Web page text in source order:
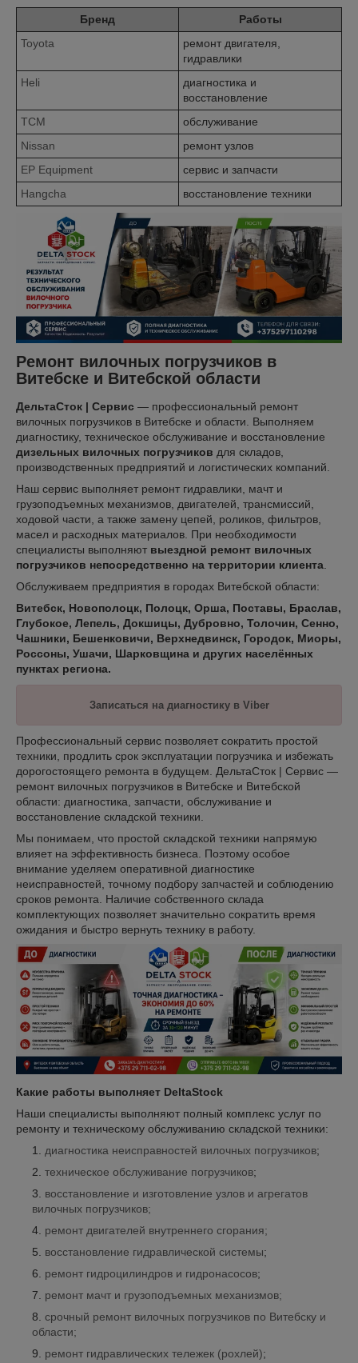
Бренд
Работы
Toyota
ремонт двигателя,
гидравлики
Heli
диагностика и
восстановление
TCM
обслуживание
Nissan
ремонт узлов
EP Equipment
сервис и запчасти
Hangcha
восстановление техники
Ремонт вилочных погрузчиков в
Витебске и Витебской области
ДельтаСток | Сервис — профессиональный ремонт
вилочных погрузчиков в Витебске и области. Выполняем
диагностику, техническое обслуживание и восстановление
дизельных вилочных погрузчиков для складов,
производственных предприятий и логистических компаний.
Наш сервис выполняет ремонт гидравлики, мачт и
грузоподъемных механизмов, двигателей, трансмиссий,
ходовой части, а также замену цепей, роликов, фильтров,
масел и расходных материалов. При необходимости
специалисты выполняют выездной ремонт вилочных
погрузчиков непосредственно на территории клиента.
Обслуживаем предприятия в городах Витебской области:
Витебск, Новополоцк, Полоцк, Орша, Поставы, Браслав,
Глубокое, Лепель, Докшицы, Дубровно, Толочин, Сенно,
Чашники, Бешенковичи, Верхнедвинск, Городок, Миоры,
Россоны, Ушачи, Шарковщина и других населённых
пунктах региона.
Записаться на диагностику в Viber
Профессиональный сервис позволяет сократить простой
техники, продлить срок эксплуатации погрузчика и избежать
дорогостоящего ремонта в будущем. ДельтаСток | Сервис —
ремонт вилочных погрузчиков в Витебске и Витебской
области: диагностика, запчасти, обслуживание и
восстановление складской техники.
Мы понимаем, что простой складской техники напрямую
влияет на эффективность бизнеса. Поэтому особое
внимание уделяем оперативной диагностике
неисправностей, точному подбору запчастей и соблюдению
сроков ремонта. Наличие собственного склада
комплектующих позволяет значительно сократить время
ожидания и быстро вернуть технику в работу.
Какие работы выполняет DeltaStock
Наши специалисты выполняют полный комплекс услуг по
ремонту и техническому обслуживанию складской техники:
диагностика неисправностей вилочных погрузчиков;
техническое обслуживание погрузчиков;
восстановление и изготовление узлов и агрегатов
вилочных погрузчиков;
ремонт двигателей внутреннего сгорания;
восстановление гидравлической системы;
ремонт гидроцилиндров и гидронасосов;
ремонт мачт и грузоподъемных механизмов;
срочный ремонт вилочных погрузчиков по Витебску и
области;
ремонт гидравлических тележек (рохлей);